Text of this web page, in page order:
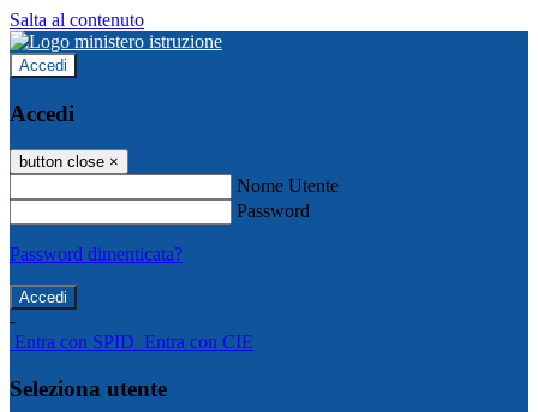
Salta al contenuto
Accedi
Accedi
button close ×
Nome Utente
Password
Password dimenticata?
-
Entra con SPID Entra con CIE
Seleziona utente